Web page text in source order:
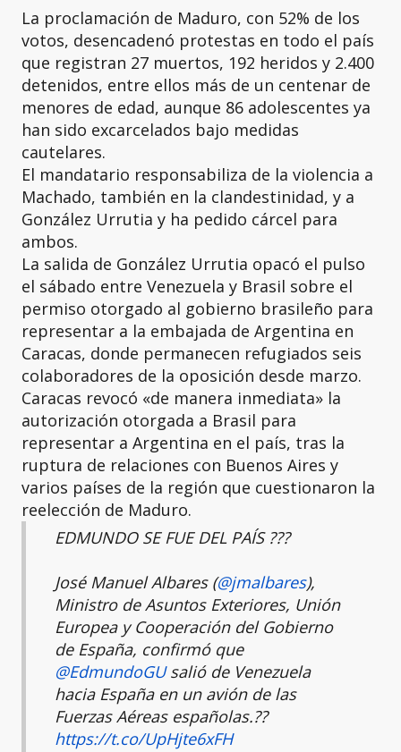
La proclamación de Maduro, con 52% de los
votos, desencadenó protestas en todo el país
que registran 27 muertos, 192 heridos y 2.400
detenidos, entre ellos más de un centenar de
menores de edad, aunque 86 adolescentes ya
han sido excarcelados bajo medidas
cautelares.
El mandatario responsabiliza de la violencia a
Machado, también en la clandestinidad, y a
González Urrutia y ha pedido cárcel para
ambos.
La salida de González Urrutia opacó el pulso
el sábado entre Venezuela y Brasil sobre el
permiso otorgado al gobierno brasileño para
representar a la embajada de Argentina en
Caracas, donde permanecen refugiados seis
colaboradores de la oposición desde marzo.
Caracas revocó «de manera inmediata» la
autorización otorgada a Brasil para
representar a Argentina en el país, tras la
ruptura de relaciones con Buenos Aires y
varios países de la región que cuestionaron la
reelección de Maduro.
EDMUNDO SE FUE DEL PAÍS ???
José Manuel Albares (@jmalbares),
Ministro de Asuntos Exteriores, Unión
Europea y Cooperación del Gobierno
de España, confirmó que
@EdmundoGUsalió de Venezuela
hacia España en un avión de las
Fuerzas Aéreas españolas.??
https://t.co/UpHjte6xFH